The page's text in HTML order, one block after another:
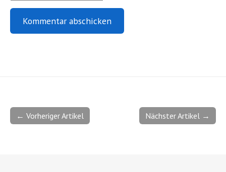
Nächster Artikel →
← Vorheriger Artikel